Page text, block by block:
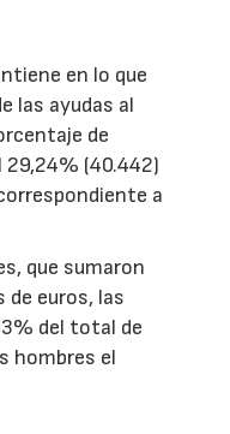
en lo que
las ayudas al
de
29,24% (40.442)
a
que sumaron
euros, las
del total de
hombres el